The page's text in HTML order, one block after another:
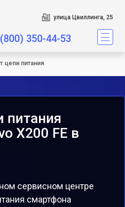
улица Цвиллинга, 25
350-44-53
цепи питания
питания
X200 FE в
сервисном центре
смартфона